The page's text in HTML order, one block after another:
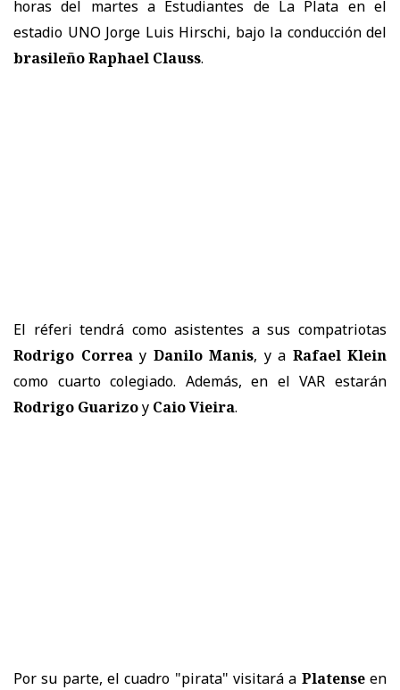
horas del martes a Estudiantes de La Plata en el
estadio UNO Jorge Luis Hirschi, bajo la conducción del
brasileño Raphael Clauss.
El réferi tendrá como asistentes a sus compatriotas
Rodrigo Correay Danilo Manis, y a Rafael Klein
como cuarto colegiado. Además, en el VAR estarán
Rodrigo Guarizoy Caio Vieira.
Por su parte, el cuadro "pirata" visitará a Platenseen